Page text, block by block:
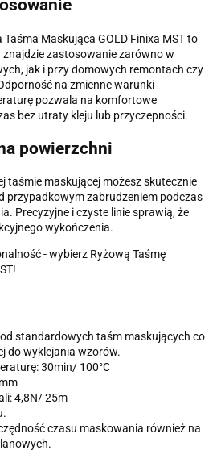
Maskująca GOLD Finixa MST to
zastosowanie zarówno w
jak i przy domowych remontach czy
na zmienne warunki
pozwala na komfortowe
bez utraty kleju lub przyczepności.
powierzchni
taśmie maskującej możesz skutecznie
przypadkowym zabrudzeniem podczas
Precyzyjne i czyste linie sprawią, że
wykończenia.
- wybierz Ryżową Taśmę
standardowych taśm maskujących co
do wyklejania wzorów.
30min/ 100°C
4,8N/ 25m
czasu maskowania również na